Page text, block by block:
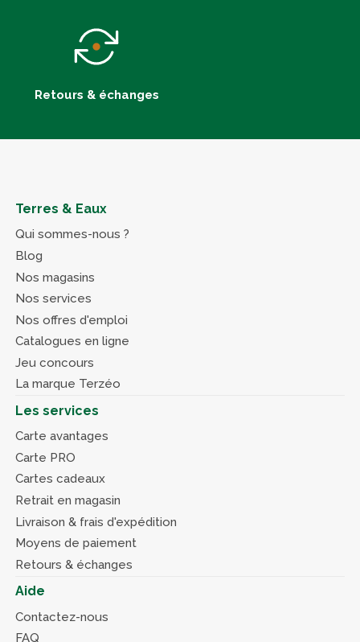
Retours & échanges
Terres & Eaux
Qui sommes-nous ?
Blog
Nos magasins
Nos services
Nos offres d'emploi
Catalogues en ligne
Jeu concours
La marque Terzéo
Les services
Carte avantages
Carte PRO
Cartes cadeaux
Retrait en magasin
Livraison & frais d'expédition
Moyens de paiement
Retours & échanges
Aide
Contactez-nous
FAQ